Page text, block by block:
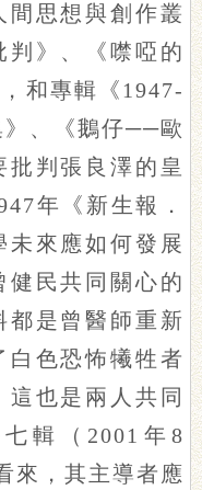
思想與創作叢
》、《噤啞的
和專輯《1947-
》、《鵝仔──歐
判張良澤的皇
年《新生報．
來應如何發展
健民共同關心的
都是曾醫師重新
白色恐怖犧牲者
也是兩人共同
輯（2001年8
來，其主導者應